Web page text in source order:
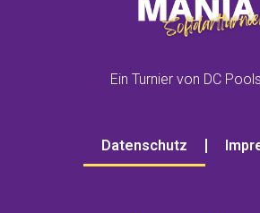
Ein Turnier von DC
Datenschutz